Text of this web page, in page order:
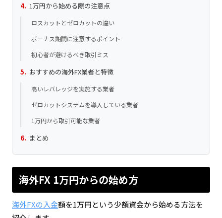
1万円から始める際の注意点
ロスカットとゼロカットの違い
ボーナス期間に注意するポイント
初心者が避けるべき取引ミス
おすすめの海外FX業者と特徴
高いレバレッジを実施する業者
ゼロカットシステムを導入している業者
1万円から取引可能な業者
まとめ
海外FX 1万円からの始め方
海外FXの入金額を1万円という少額資金から始める方法を